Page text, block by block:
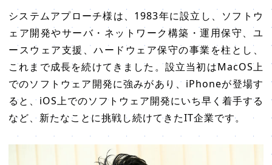
システムアプローチ様は、1983年に設立し、ソフトウ
ェア開発やサーバ・ネットワーク構築・運用保守、ユ
ースウェア支援、ハードウェア保守の事業を柱とし、
これまで成長を続けてきました。設立当初はMacOS上
でのソフトウェア開発に強みがあり、iPhoneが登場す
ると、iOS上でのソフトウェア開発にいち早く着手する
など、新たなことに挑戦し続けてきたIT企業です。